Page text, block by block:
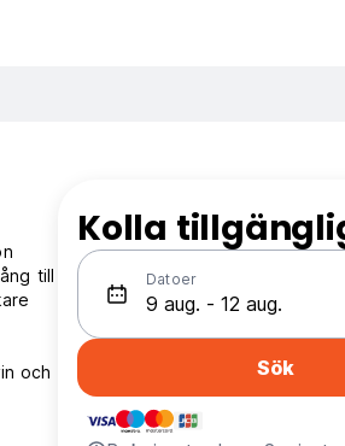
till
och
Kolla
Datoer
Sök